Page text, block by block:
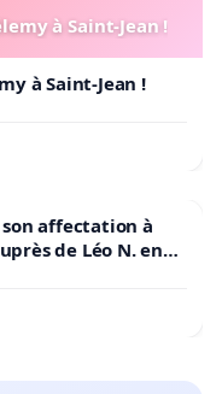
à Saint-Jean !
à Saint-Jean !
affectation à
de Léo N. en